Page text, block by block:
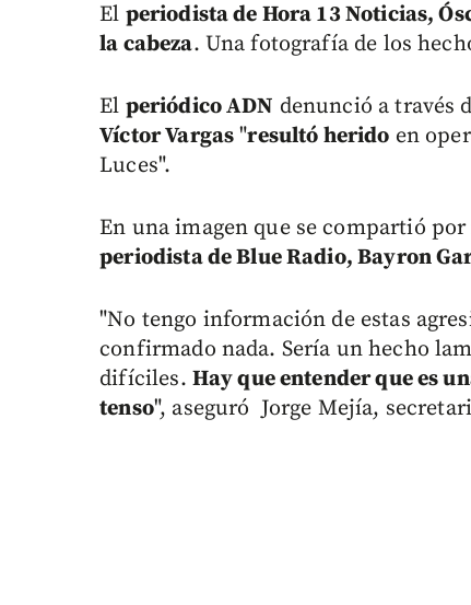
El periodista de Hora 13 Noticias,
la cabeza. Una fotografía de los
El periódico ADN denunció a través
Víctor Vargas "resultó herido en
Luces".
En una imagen que se compartió
periodista de Blue Radio, Bayron
"No tengo información de estas
confirmado nada. Sería un hecho
difíciles. Hay que entender que es
tenso", aseguró Jorge Mejía,